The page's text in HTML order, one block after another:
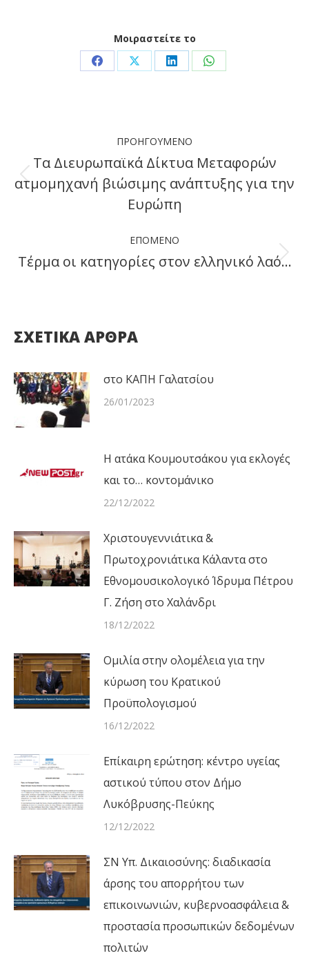
Μοιραστείτε το
Share Share Share Share
navigation
ΠΡΟΗΓΟΎΜΕΝΟ
Previous
post:
Τα Διευρωπαϊκά Δίκτυα Μεταφορών
ατμομηχανή βιώσιμης ανάπτυξης για την
Ευρώπη
ΕΠΌΜΕΝΟ
Next
Τέρμα οι κατηγορίες στον ελληνικό λαό…
ΣΧΕΤΙΚΑ ΑΡΘΡΑ
στο ΚΑΠΗ Γαλατσίου
26/01/2023
Η ατάκα Κουμουτσάκου για εκλογές
και το… κοντομάνικο
22/12/2022
Χριστουγεννιάτικα &
Πρωτοχρονιάτικα Κάλαντα στο
Εθνομουσικολογικό Ίδρυμα Πέτρου
Γ. Ζήση στο Χαλάνδρι
18/12/2022
Ομιλία στην ολομέλεια για την
κύρωση του Κρατικού
Προϋπολογισμού
16/12/2022
Επίκαιρη ερώτηση: κέντρο υγείας
αστικού τύπου στον Δήμο
Λυκόβρυσης-Πεύκης
12/12/2022
ΣΝ Υπ. Δικαιοσύνης: διαδικασία
άρσης του απορρήτου των
επικοινωνιών, κυβερνοασφάλεια &
προστασία προσωπικών δεδομένων
πολιτών